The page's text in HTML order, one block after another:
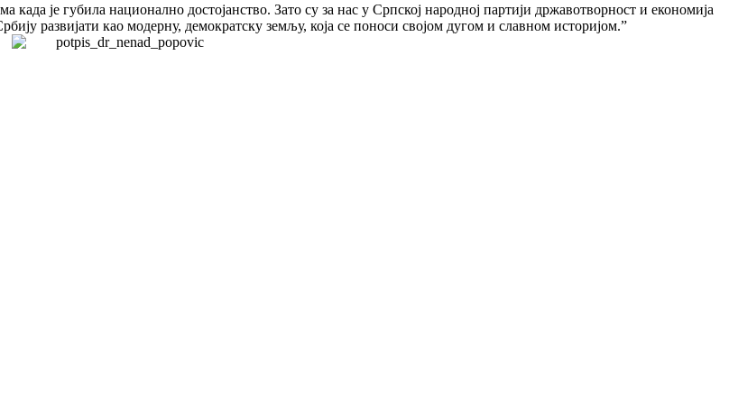
је губила национално достојанство. Зато су за нас у Српској народној партији државотворност и економија
развијати као модерну, демократску земљу, која се поноси својом дугом и славном историјом.”